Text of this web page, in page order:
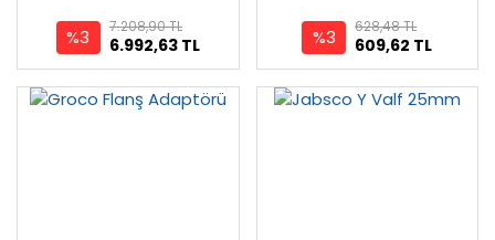
%3 6.992,63 TL
7.208,90 TL %3 609,62 TL
628,48 TL